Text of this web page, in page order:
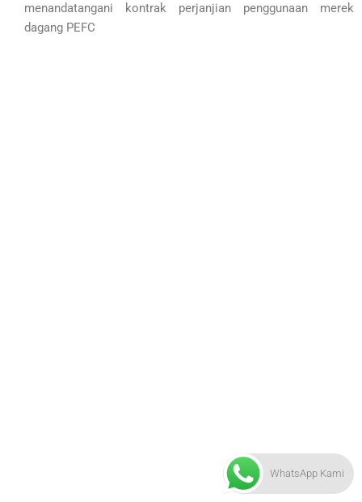
menandatangani kontrak perjanjian penggunaan merek
dagang PEFC
WhatsApp Kami